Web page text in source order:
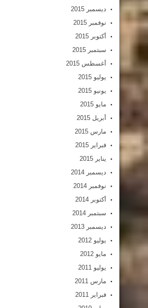
ديسمبر 2015
نوفمبر 2015
أكتوبر 2015
سبتمبر 2015
أغسطس 2015
يوليو 2015
يونيو 2015
مايو 2015
أبريل 2015
مارس 2015
فبراير 2015
يناير 2015
ديسمبر 2014
نوفمبر 2014
أكتوبر 2014
سبتمبر 2014
ديسمبر 2013
يوليو 2012
مايو 2012
يوليو 2011
مارس 2011
فبراير 2011